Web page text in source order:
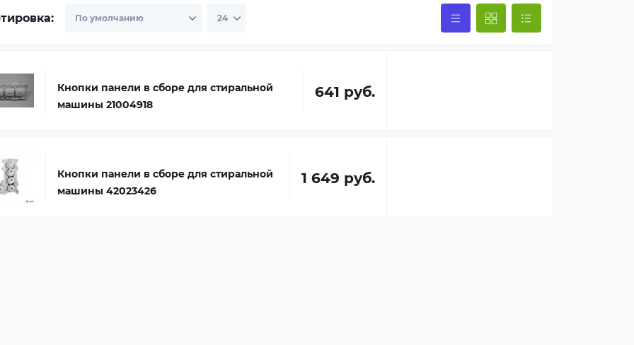
Кнопки панели в сборе для стиральной
машины 21004918
641 руб.
Кнопки панели в сборе для стиральной
машины 42023426
1 649 руб.